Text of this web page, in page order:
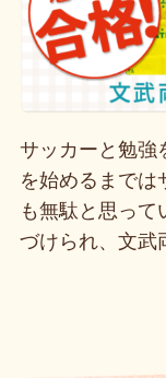
サッカーと勉強
を始めるまでは
も無駄と思っ
づけられ、文武